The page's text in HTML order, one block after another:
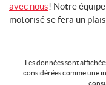
avec nous! Notre
motorisé se fera un
Les données sont
considérées comme une